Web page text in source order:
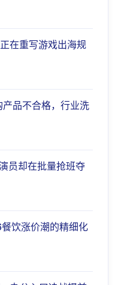
在重写游戏出海规
品不合格，行业洗
员却在批量抢班夺
饮涨价潮的精细化